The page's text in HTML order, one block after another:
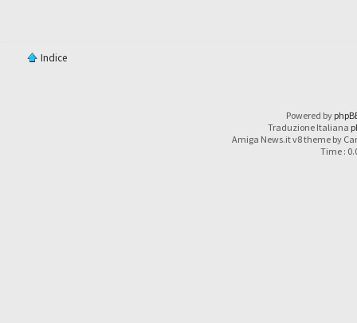
Indice
Powered by
Traduzione Italiana
Amiga News.it v8 theme by
Time :